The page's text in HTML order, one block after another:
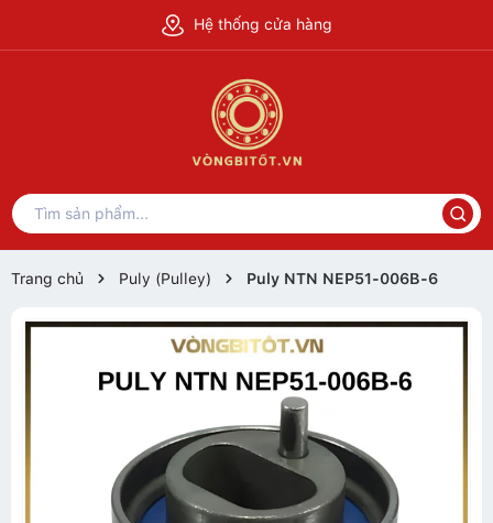
Hệ thống cửa hàng
Trang chủ Puly (Pulley) Puly NTN NEP51-006B-6